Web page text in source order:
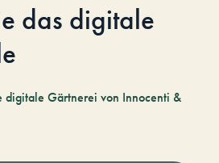
das digitale
digitale Gärtnerei von Innocenti &